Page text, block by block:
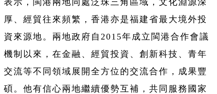
厚、經貿往來頻繁，香港亦是福建省最大境外投
資來源地。兩地政府自2015年成立閩港合作會議
機制以來，在金融、經貿投資、創新科技、青年
交流等不同領域展開全方位的交流合作，成果豐
碩。他有信心兩地繼續優勢互補，共同服務國家